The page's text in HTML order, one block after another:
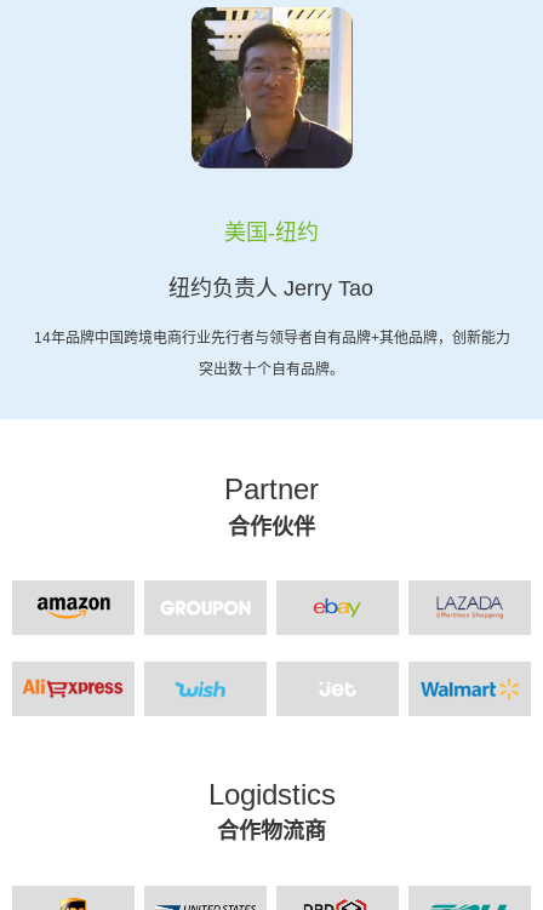
美国-纽约
纽约负责人 Jerry Tao
14年品牌中国跨境电商行业先行者与领导者自有品牌+其他品牌，创新能力
突出数十个自有品牌。
Partner
合作伙伴
Logidstics
合作物流商